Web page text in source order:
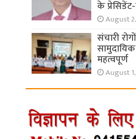
के
August
संचारी
महत्वपूर्ण
August